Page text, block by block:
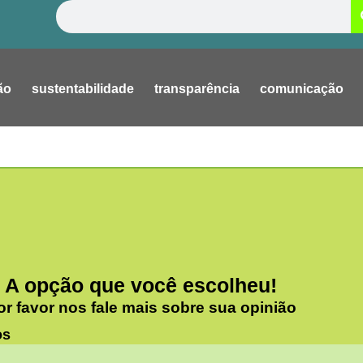
Pesquisar
sustentabilidade transparência comunicação
A opção que você escolheu!
favor nos fale mais sobre sua opinião